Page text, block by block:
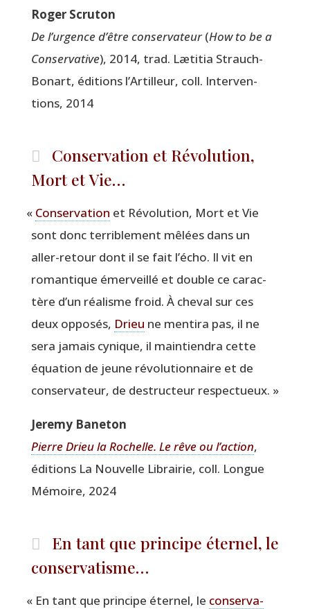
Roger Scru­ton
De l’urgence d’être conser­va­teur(How to be a
Conser­va­tive), 2014, trad. Læti­tia Strauch-
Bonart, édi­tions l’Artilleur, coll. Inter­ven­
tions, 2014
Conservation et Révolution,
Mort et Vie…
« Conser­va­tion et Révo­lu­tion, Mort et Vie
sont donc ter­ri­ble­ment mêlées dans un
aller-retour dont il se fait l’écho. Il vit en
roman­tique émer­veillé et double ce carac­
tère d’un réa­lisme froid. À che­val sur ces
deux oppo­sés, Drieu ne men­ti­ra pas, il ne
sera jamais cynique, il main­tien­dra cette
équa­tion de jeune révo­lu­tion­naire et de
conser­va­teur, de des­truc­teur respectueux. »
Jere­my Baneton
Pierre Drieu la Rochelle. Le rêve ou l’action,
édi­tions La Nou­velle Librai­rie, coll. Longue
Mémoire, 2024
En tant que principe éternel, le
conservatisme…
« En tant que prin­cipe éter­nel, le conser­va­